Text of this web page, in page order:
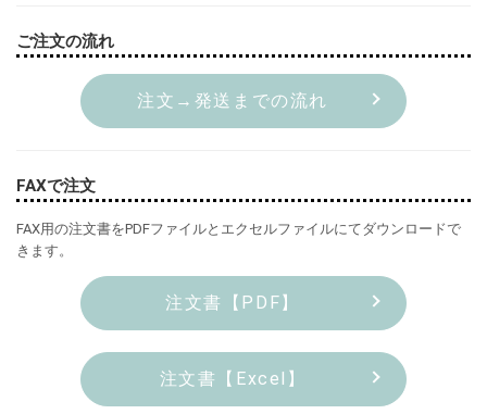
ご注文の流れ
注文→発送までの流れ
FAXで注文
FAX用の注文書をPDFファイルとエクセルファイルにてダウンロードで
きます。
注文書【PDF】
注文書【Excel】